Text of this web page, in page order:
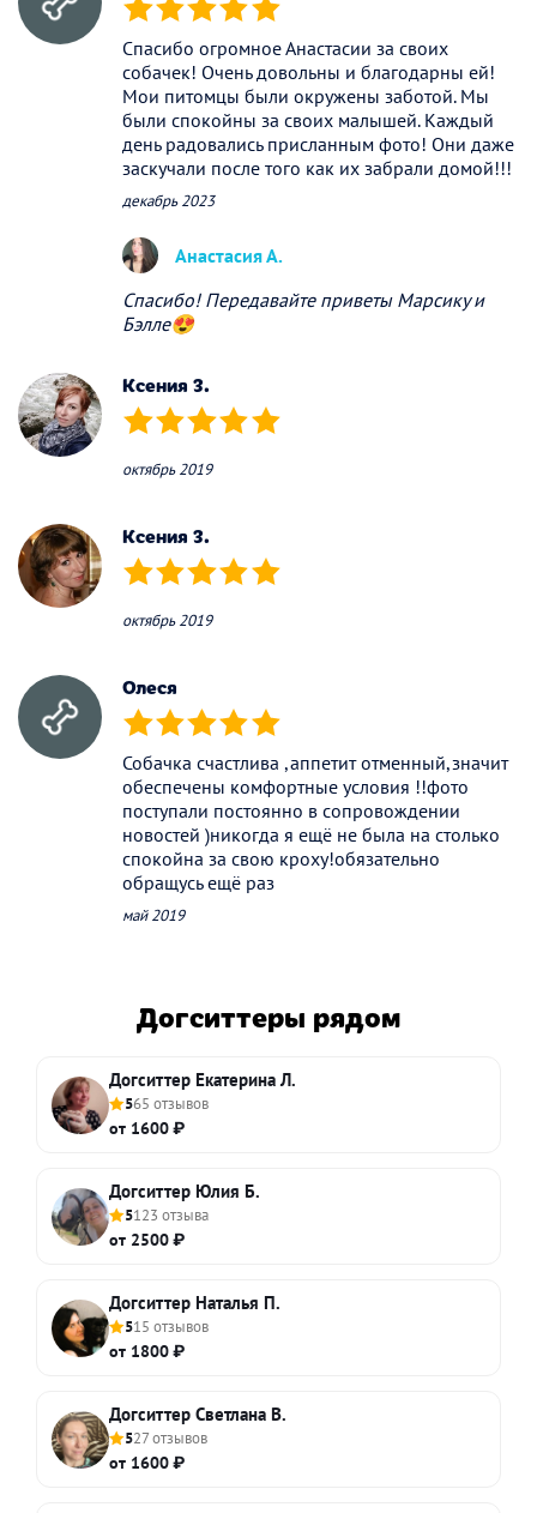
(*) (*) (*) (*) (*)
Спасибо огромное Анастасии за своих
собачек! Очень довольны и благодарны ей!
Мои питомцы были окружены заботой. Мы
были спокойны за своих малышей. Каждый
день радовались присланным фото! Они даже
заскучали после того как их забрали домой!!!
декабрь 2023
Анастасия А.
Спасибо! Передавайте приветы Марсику и
Бэлле😍
Ксения З.
(*) (*) (*) (*) (*)
октябрь 2019
Ксения З.
(*) (*) (*) (*) (*)
октябрь 2019
Олеся
(*) (*) (*) (*) (*)
Собачка счастлива ,аппетит отменный,значит
обеспечены комфортные условия !!фото
поступали постоянно в сопровождении
новостей )никогда я ещё не была на столько
спокойна за свою кроху!обязательно
обращусь ещё раз
май 2019
Догситтеры рядом
Догситтер Екатерина Л.
565 отзывов
от 1600 ₽
Догситтер Юлия Б.
5123 отзыва
от 2500 ₽
Догситтер Наталья П.
515 отзывов
от 1800 ₽
Догситтер Светлана В.
527 отзывов
от 1600 ₽